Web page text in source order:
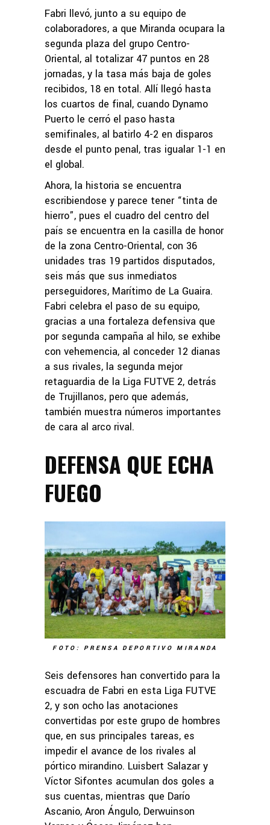
Fabri llevó, junto a su equipo de
colaboradores, a que Miranda ocupara la
segunda plaza del grupo Centro-
Oriental, al totalizar 47 puntos en 28
jornadas, y la tasa más baja de goles
recibidos, 18 en total. Allí llegó hasta
los cuartos de final, cuando Dynamo
Puerto le cerró el paso hasta
semifinales, al batirlo 4-2 en disparos
desde el punto penal, tras igualar 1-1 en
el global.
Ahora, la historia se encuentra
escribiendose y parece tener “tinta de
hierro”, pues el cuadro del centro del
país se encuentra en la casilla de honor
de la zona Centro-Oriental, con 36
unidades tras 19 partidos disputados,
seis más que sus inmediatos
perseguidores, Marítimo de La Guaira.
Fabri celebra el paso de su equipo,
gracias a una fortaleza defensiva que
por segunda campaña al hilo, se exhibe
con vehemencia, al conceder 12 dianas
a sus rivales, la segunda mejor
retaguardia de la Liga FUTVE 2, detrás
de Trujillanos, pero que además,
también muestra números importantes
de cara al arco rival.
DEFENSA QUE ECHA
FUEGO
FOTO: PRENSA DEPORTIVO MIRANDA
Seis defensores han convertido para la
escuadra de Fabri en esta Liga FUTVE
2, y son ocho las anotaciones
convertidas por este grupo de hombres
que, en sus principales tareas, es
impedir el avance de los rivales al
pórtico mirandino. Luisbert Salazar y
Víctor Sifontes acumulan dos goles a
sus cuentas, mientras que Darío
Ascanio, Aron Ángulo, Derwuinson